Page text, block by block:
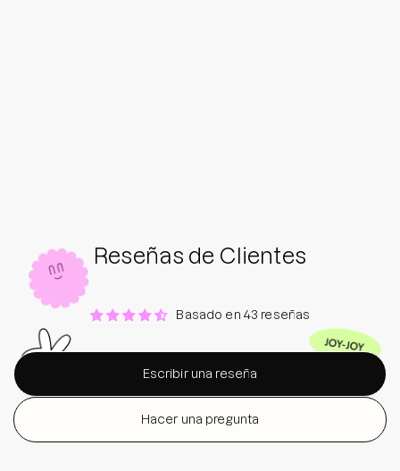
Reseñas de Clientes
Basado en 43 reseñas
Escribir una reseña
Hacer una pregunta